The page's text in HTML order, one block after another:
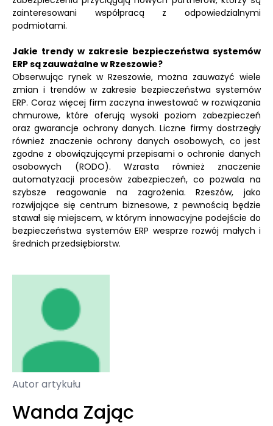
zainteresowani współpracą z odpowiedzialnymi
podmiotami.
Jakie trendy w zakresie bezpieczeństwa systemów
ERP są zauważalne w Rzeszowie?
Obserwując rynek w Rzeszowie, można zauważyć wiele
zmian i trendów w zakresie bezpieczeństwa systemów
ERP. Coraz więcej firm zaczyna inwestować w rozwiązania
chmurowe, które oferują wysoki poziom zabezpieczeń
oraz gwarancje ochrony danych. Liczne firmy dostrzegły
również znaczenie ochrony danych osobowych, co jest
zgodne z obowiązującymi przepisami o ochronie danych
osobowych (RODO). Wzrasta również znaczenie
automatyzacji procesów zabezpieczeń, co pozwala na
szybsze reagowanie na zagrożenia. Rzeszów, jako
rozwijające się centrum biznesowe, z pewnością będzie
stawał się miejscem, w którym innowacyjne podejście do
bezpieczeństwa systemów ERP wesprze rozwój małych i
średnich przedsiębiorstw.
Autor artykułu
Wanda Zając